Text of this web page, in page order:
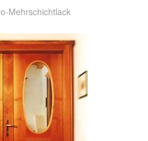
Mehrschichtlack